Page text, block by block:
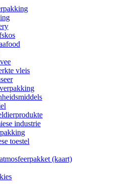
vleis
industrie
toestel
(kaart)